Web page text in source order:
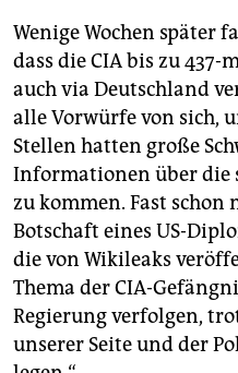
Wenige Wochen später
dass die CIA bis zu 437-
auch via Deutschland
alle Vorwürfe von sich,
Stellen hatten große
Informationen über die
zu kommen. Fast
Botschaft eines US-
die von Wikileaks
Thema der CIA-
Regierung verfolgen,
unserer Seite und der